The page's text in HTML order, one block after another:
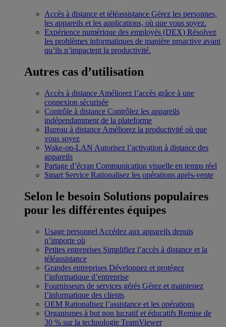
Accès à distance et téléassistance Gérez les personnes,
les appareils et les applications, où que vous soyez.
Expérience numérique des employés (DEX) Résolvez
les problèmes informatiques de manière proactive avant
qu’ils n’impactent la productivité.
Autres cas d’utilisation
Accès à distance Améliorez l’accès grâce à une
connexion sécurisée
Contrôle à distance Contrôlez les appareils
indépendamment de la plateforme
Bureau à distance Améliorez la productivité où que
vous soyez
Wake-on-LAN Autorisez l’activation à distance des
appareils
Partage d’écran Communication visuelle en temps réel
Smart Service Rationalisez les opérations après-vente
Selon le besoin Solutions populaires
pour les différentes équipes
Usage personnel Accédez aux appareils depuis
n’importe où
Petites entreprises Simplifiez l’accès à distance et la
téléassistance
Grandes entreprises Développez et protégez
l’informatique d’entreprise
Fournisseurs de services gérés Gérez et maintenez
l’informatique des clients
OEM Rationalisez l’assistance et les opérations
Organismes à but non lucratif et éducatifs Remise de
30 % sur la technologie TeamViewer